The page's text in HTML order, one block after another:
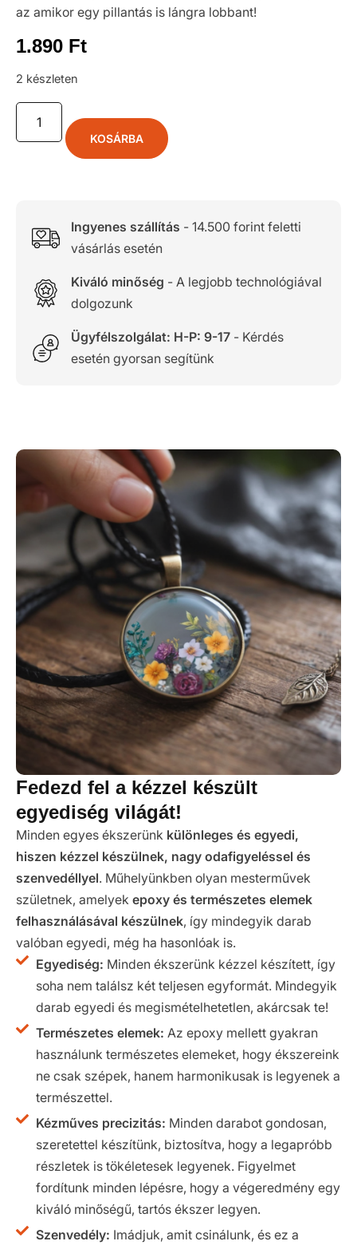
az amikor egy pillantás is lángra lobbant!
1.890 Ft
2 készleten
KOSÁRBA
Ingyenes szállítás - 14.500 forint feletti
vásárlás esetén
Kiváló minőség - A legjobb technológiával
dolgozunk
Ügyfélszolgálat: H-P: 9-17- Kérdés
esetén gyorsan segítünk
Fedezd fel a kézzel készült
egyediség világát!
Minden egyes ékszerünk különleges és egyedi,
hiszen kézzel készülnek, nagy odafigyeléssel és
szenvedéllyel. Műhelyünkben olyan mesterművek
születnek, amelyek epoxy és természetes elemek
felhasználásával készülnek, így mindegyik darab
valóban egyedi, még ha hasonlóak is.
Egyediség: Minden ékszerünk kézzel készített, így
soha nem találsz két teljesen egyformát. Mindegyik
darab egyedi és megismételhetetlen, akárcsak te!
Természetes elemek: Az epoxy mellett gyakran
használunk természetes elemeket, hogy ékszereink
ne csak szépek, hanem harmonikusak is legyenek a
természettel.
Kézműves precizitás: Minden darabot gondosan,
szeretettel készítünk, biztosítva, hogy a legapróbb
részletek is tökéletesek legyenek. Figyelmet
fordítunk minden lépésre, hogy a végeredmény egy
kiváló minőségű, tartós ékszer legyen.
Szenvedély: Imádjuk, amit csinálunk, és ez a